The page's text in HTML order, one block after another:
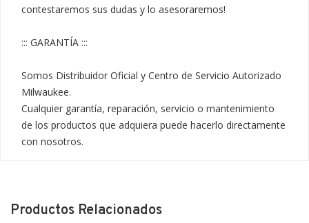
contestaremos sus dudas y lo asesoraremos!
::: GARANTÍA :::
Somos Distribuidor Oficial y Centro de Servicio Autorizado
Milwaukee.
Cualquier garantía, reparación, servicio o mantenimiento
de los productos que adquiera puede hacerlo directamente
con nosotros.
Productos Relacionados